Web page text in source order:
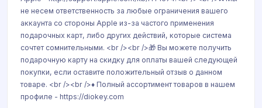
не несем ответственность за любые ограничения вашего
аккаунта со стороны Apple из-за частого применения
подарочных карт, либо других действий, которые система
сочтет сомнительными. <br /><br />🎁 Вы можете получить
подарочную карту на скидку для оплаты вашей следующей
покупки, если оставите положительный отзыв о данном
товаре. <br /><br />♦️ Полный ассортимент товаров в нашем
профиле - https://diokey.com